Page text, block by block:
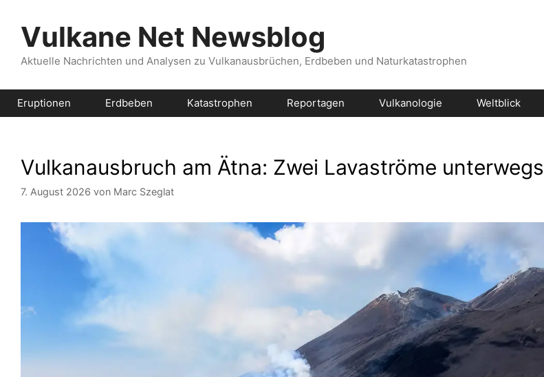
Inhalt
springenVulkane Net Newsblog
Aktuelle Nachrichten und Analysen zu Vulkanausbrüchen, Erdbeben und Naturkatastrophen
Eruptionen Erdbeben Katastrophen Reportagen Vulkanologie Weltblick
Vulkanausbruch am Ätna: Zwei Lavaströme unterwegs
7. August 2026 von Marc Szeglat